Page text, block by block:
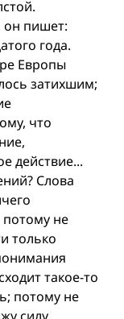
он пишет:
года.
Европы
затихшим;
что
действие...
Слова
не
только
такое-то
потому не